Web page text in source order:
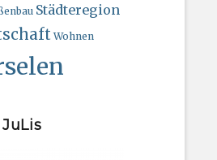
Städteregion
Wohnen